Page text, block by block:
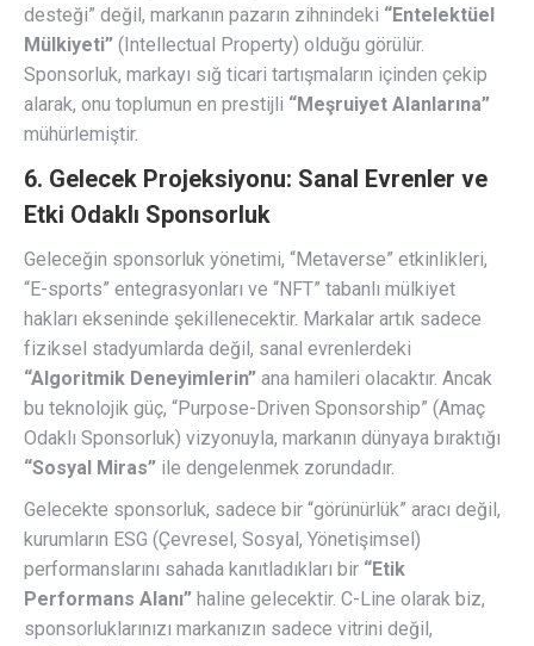
desteği” değil, markanın pazarın zihnindeki “Entelektüel
Mülkiyeti” (Intellectual Property) olduğu görülür.
Sponsorluk, markayı sığ ticari tartışmaların içinden çekip
alarak, onu toplumun en prestijli “Meşruiyet Alanlarına”
mühürlemiştir.
6. Gelecek Projeksiyonu: Sanal Evrenler ve
Etki Odaklı Sponsorluk
Geleceğin sponsorluk yönetimi, “Metaverse” etkinlikleri,
“E-sports” entegrasyonları ve “NFT” tabanlı mülkiyet
hakları ekseninde şekillenecektir. Markalar artık sadece
fiziksel stadyumlarda değil, sanal evrenlerdeki
“Algoritmik Deneyimlerin” ana hamileri olacaktır. Ancak
bu teknolojik güç, “Purpose-Driven Sponsorship” (Amaç
Odaklı Sponsorluk) vizyonuyla, markanın dünyaya bıraktığı
“Sosyal Miras” ile dengelenmek zorundadır.
Gelecekte sponsorluk, sadece bir “görünürlük” aracı değil,
kurumların ESG (Çevresel, Sosyal, Yönetişimsel)
performanslarını sahada kanıtladıkları bir “Etik
Performans Alanı” haline gelecektir. C-Line olarak biz,
sponsorluklarınızı markanızın sadece vitrini değil,